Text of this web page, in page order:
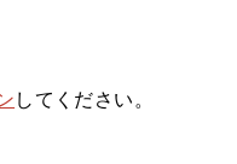
してください。